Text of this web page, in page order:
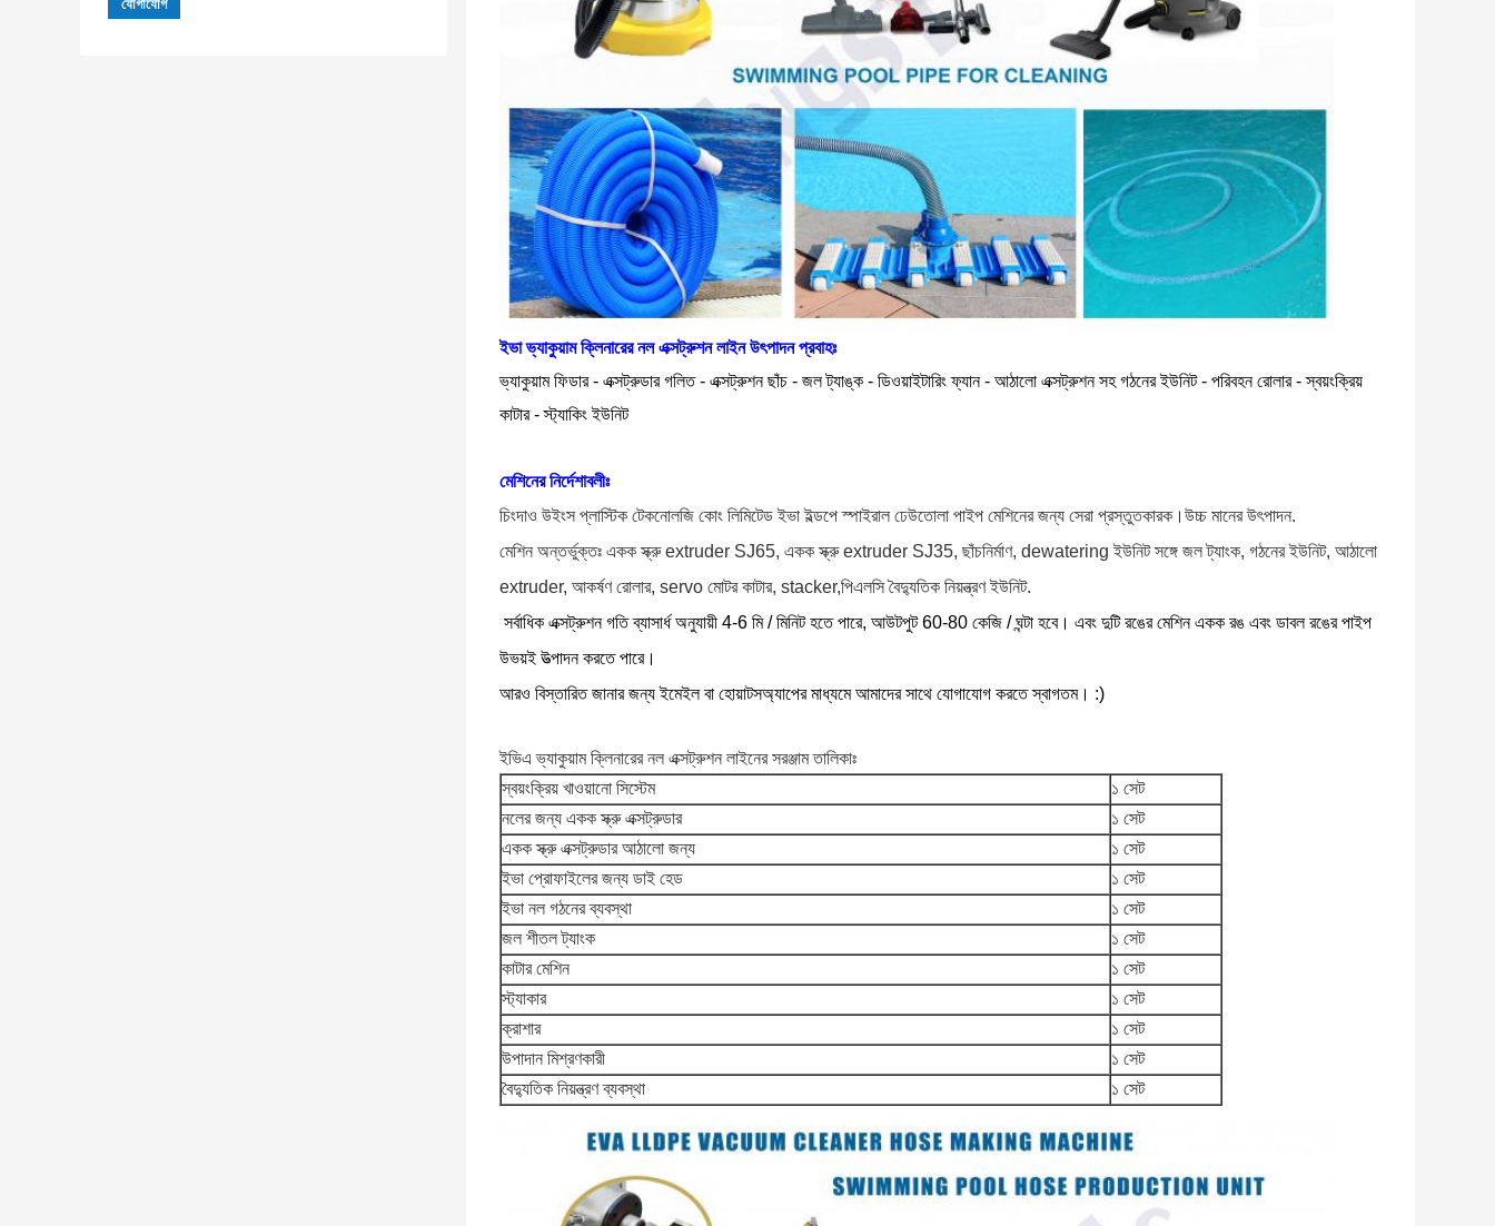
ইভা ভ্যাকুয়াম ক্লিনারের নল এক্সট্রুশন লাইন উৎপাদন প্রবাহঃ
ভ্যাকুয়াম ফিডার - এক্সট্রুডার গলিত - এক্সট্রুশন ছাঁচ - জল ট্যাঙ্ক - ডিওয়াইটারিং ফ্যান - আঠালো এক্সট্রুশন সহ গঠনের ইউনিট - পরিবহন রোলার - স্বয়ংক্রিয়
কাটার - স্ট্যাকিং ইউনিট
মেশিনের নির্দেশাবলীঃ
চিংদাও উইংস প্লাস্টিক টেকনোলজি কোং লিমিটেড ইভা ইল্ডপে স্পাইরাল ঢেউতোলা পাইপ মেশিনের জন্য সেরা প্রস্তুতকারক।উচ্চ মানের উৎপাদন.
মেশিন অন্তর্ভুক্তঃ একক স্ক্রু extruder SJ65, একক স্ক্রু extruder SJ35, ছাঁচনির্মাণ, dewatering ইউনিট সঙ্গে জল ট্যাংক, গঠনের ইউনিট, আঠালো
extruder, আকর্ষণ রোলার, servo মোটর কাটার, stacker,পিএলসি বৈদ্যুতিক নিয়ন্ত্রণ ইউনিট.
সর্বাধিক এক্সট্রুশন গতি ব্যাসার্ধ অনুযায়ী 4-6 মি / মিনিট হতে পারে, আউটপুট 60-80 কেজি / ঘন্টা হবে। এবং দুটি রঙের মেশিন একক রঙ এবং ডাবল রঙের পাইপ
উভয়ই উত্পাদন করতে পারে।
আরও বিস্তারিত জানার জন্য ইমেইল বা হোয়াটসঅ্যাপের মাধ্যমে আমাদের সাথে যোগাযোগ করতে স্বাগতম। :)
ইভিএ ভ্যাকুয়াম ক্লিনারের নল এক্সট্রুশন লাইনের সরঞ্জাম তালিকাঃ
স্বয়ংক্রিয় খাওয়ানো সিস্টেম
১ সেট
নলের জন্য একক স্ক্রু এক্সট্রুডার
১ সেট
একক স্ক্রু এক্সট্রুডার আঠালো জন্য
১ সেট
ইভা প্রোফাইলের জন্য ডাই হেড
১ সেট
ইভা নল গঠনের ব্যবস্থা
১ সেট
জল শীতল ট্যাংক
১ সেট
কাটার মেশিন
১ সেট
স্ট্যাকার
১ সেট
ক্রাশার
১ সেট
উপাদান মিশ্রণকারী
১ সেট
বৈদ্যুতিক নিয়ন্ত্রণ ব্যবস্থা
১ সেট